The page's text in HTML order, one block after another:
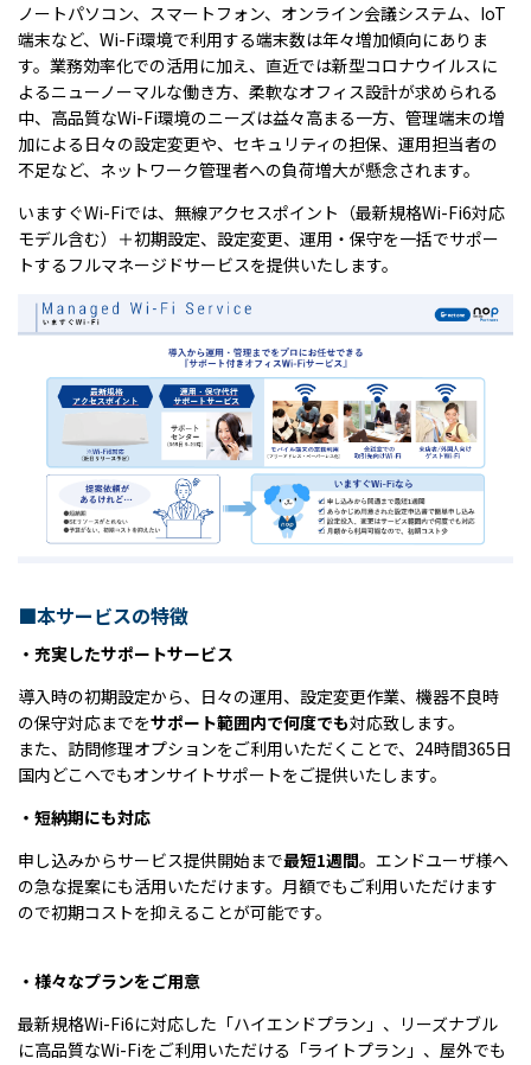
ノートパソコン、スマートフォン、オンライン会議システム、IoT
端末など、Wi-Fi環境で利用する端末数は年々増加傾向にありま
す。業務効率化での活用に加え、直近では新型コロナウイルスに
よるニューノーマルな働き方、柔軟なオフィス設計が求められる
中、高品質なWi-Fi環境のニーズは益々高まる一方、管理端末の増
加による日々の設定変更や、セキュリティの担保、運用担当者の
不足など、ネットワーク管理者への負荷増大が懸念されます。
いますぐWi-Fiでは、無線アクセスポイント（最新規格Wi-Fi6対応
モデル含む）＋初期設定、設定変更、運用・保守を一括でサポー
トするフルマネージドサービスを提供いたします。
■本サービスの特徴
・充実したサポートサービス
導入時の初期設定から、日々の運用、設定変更作業、機器不良時
の保守対応までをサポート範囲内で何度でも対応致します。
また、訪問修理オプションをご利用いただくことで、24時間365日
国内どこへでもオンサイトサポートをご提供いたします。
・短納期にも対応
申し込みからサービス提供開始まで最短1週間。エンドユーザ様へ
の急な提案にも活用いただけます。月額でもご利用いただけます
ので初期コストを抑えることが可能です。
・様々なプランをご用意
最新規格Wi-Fi6に対応した「ハイエンドプラン」、リーズナブル
に高品質なWi-Fiをご利用いただける「ライトプラン」、屋外でも